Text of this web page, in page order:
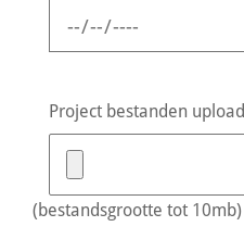
Project bestanden
(bestandsgrootte tot 10mb)